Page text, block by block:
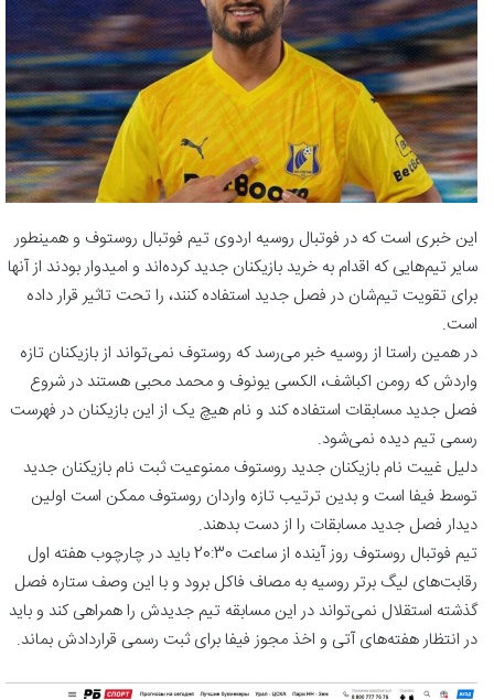
این خبری است که در فوتبال روسیه اردوی تیم فوتبال روستوف و همینطور
سایر تیم‌هایی که اقدام به خرید بازیکنان جدید کرده‌اند و امیدوار بودند از آنها
برای تقویت تیم‌شان در فصل جدید استفاده کنند، را تحت تاثیر قرار داده
است.
در همین راستا از روسیه خبر می‌رسد که روستوف نمی‌تواند از بازیکنان تازه
واردش که رومن اکباشف، الکسی یونوف و محمد محبی هستند در شروع
فصل جدید مسابقات استفاده کند و نام هیچ یک از این بازیکنان در فهرست
رسمی تیم دیده نمی‌شود.
دلیل غیبت نام بازیکنان جدید روستوف ممنوعیت ثبت نام بازیکنان جدید
توسط فیفا است و بدین ترتیب تازه واردان روستوف ممکن است اولین
دیدار فصل جدید مسابقات را از دست بدهند.
تیم فوتبال روستوف روز آینده از ساعت 20:30 باید در چارچوب هفته اول
رقابت‌های لیگ برتر روسیه به مصاف فاکل برود و با این وصف ستاره فصل
گذشته استقلال نمی‌تواند در این مسابقه تیم جدیدش را همراهی کند و باید
در انتظار هفته‌های آتی و اخذ مجوز فیفا برای ثبت رسمی قراردادش بماند.